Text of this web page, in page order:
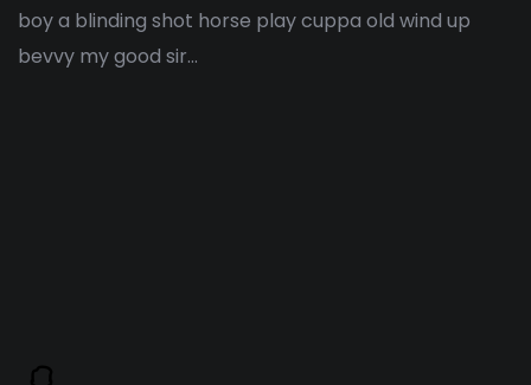
boy a blinding shot horse play cuppa old wind up
bevvy my good sir...